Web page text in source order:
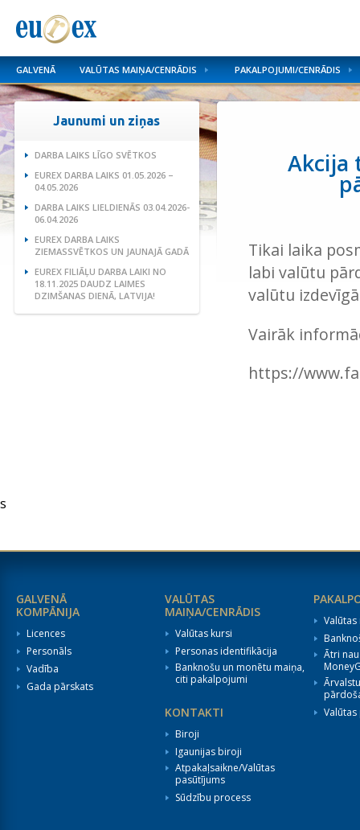
GALVENĀ VALŪTAS MAIŅA/CENRĀDIS PAKALPOJUMI/CENRĀDIS
Jaunumi un ziņas
DARBA LAIKS LĪGO SVĒTKOS
EUREX DARBA LAIKS 01.05.2026 –
04.05.2026
DARBA LAIKS LIELDIENĀS 03.04.2026-
06.04.2026
EUREX DARBA LAIKS
ZIEMASSVĒTKOS UN JAUNAJĀ GADĀ
EUREX FILIĀĻU DARBA LAIKI NO
18.11.2025 DAUDZ LAIMES
DZIMŠANAS DIENĀ, LATVIJA!
Akcija
Tikai laika
labi valūtu
valūtu
Vairāk
https://
s
GALVENĀ
VALŪTAS
MAIŅA/CENRĀDIS
Valūtas kursi
Personas identifikācija
Banknošu un monētu maiņa,
citi pakalpojumi
Ātri
KOMPĀNIJA
Licences
Personāls
Vadība
Gada pārskats
KONTAKTI
Biroji
Igaunijas biroji
Atpakaļsaikne/Valūtas
pasūtījums
Sūdzību process